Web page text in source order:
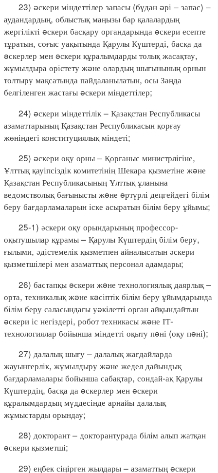
23) əскери міндеттілер запасы (бұдан əрі – запас) –
аудандардың, облыстық маңызы бар қалалардың
жергілікті əскери басқару органдарында əскери есепте
тұратын, соғыс уақытында Қарулы Күштерді, басқа да
əскерлер мен əскери құралымдарды толық жасақтау,
жұмылдыра өрістету жəне олардың шығынының орнын
толтыру мақсатында пайдаланылатын, осы Заңда
белгіленген жастағы əскери міндеттілер;
24) əскери міндеттілік – Қазақстан Республикасы
азаматтарының Қазақстан Республикасын қорғау
жөніндегі конституциялық міндеті;
25) əскери оқу орны – Қорғаныс министрлігіне,
Ұлттық қауіпсіздік комитетінің Шекара қызметіне жəне
Қазақстан Республикасының Ұлттық ұланына
ведомстволық бағынысты жəне əртүрлі деңгейдегі білім
беру бағдарламаларын іске асыратын білім беру ұйымы;
25-1) әскери оқу орындарының профессор-
оқытушылар құрамы – Қарулы Күштердің білім беру,
ғылыми, әдістемелік қызметпен айналысатын әскери
қызметшілері мен азаматтық персонал адамдары;
26) бастапқы əскери жəне технологиялық даярлық –
орта, техникалық жəне кəсіптік білім беру ұйымдарында
білім беру саласындағы уəкілетті орган айқындайтын
əскери іс негіздері, робот техникасы жəне ІТ-
технологиялар бойынша міндетті оқыту пəні (оқу пəні);
27) далалық шығу – далалық жағдайларда
жауынгерлік, жұмылдыру жəне жедел дайындық
бағдарламалары бойынша сабақтар, сондай-ақ Қарулы
Күштердің, басқа да əскерлер мен əскери
құралымдардың мүддесінде арнайы далалық
жұмыстарды орындау;
28) докторант – докторантурада білім алып жатқан
əскери қызметші;
29) еңбек сіңірген жылдары – азаматтың əскери